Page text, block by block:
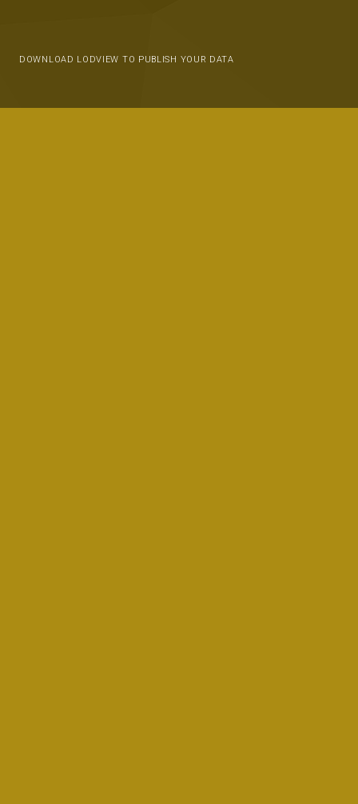
DOWNLOAD LODVIEW TO PUBLISH YOUR DATA